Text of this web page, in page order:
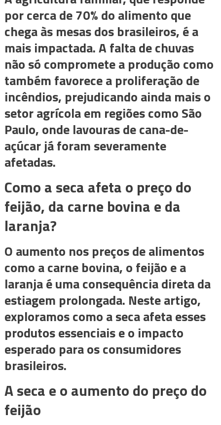
por cerca de 70% do alimento que
chega às mesas dos brasileiros, é a
mais impactada. A falta de chuvas
não só compromete a produção como
também favorece a proliferação de
incêndios, prejudicando ainda mais o
setor agrícola em regiões como São
Paulo, onde lavouras de cana-de-
açúcar já foram severamente
afetadas.
Como a seca afeta o preço do
feijão, da carne bovina e da
laranja?
O aumento nos preços de alimentos
como a carne bovina, o feijão e a
laranja é uma consequência direta da
estiagem prolongada. Neste artigo,
exploramos como a seca afeta esses
produtos essenciais e o impacto
esperado para os consumidores
brasileiros.
A seca e o aumento do preço do
feijão